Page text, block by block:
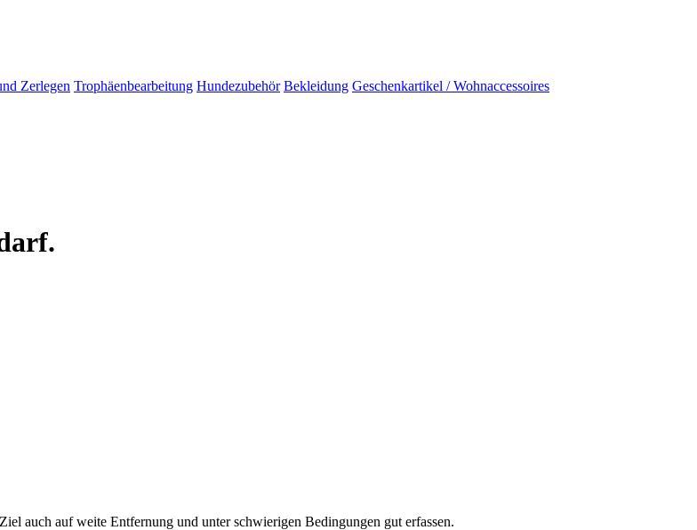
Zerlegen Trophäenbearbeitung Hundezubehör Bekleidung Geschenkartikel / Wohnaccessoires
auch auf weite Entfernung und unter schwierigen Bedingungen gut erfassen.